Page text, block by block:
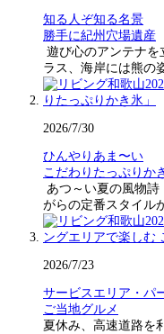
知る人ぞ知る名景
勝手に紀州穴場遺産
遊び心のアンテナを
ラス、海岸には熊の
2026/7/30
ひんやりあま〜い
こだわりたっぷりか
あつ～い夏の風物詩
がらの定番スタイル
2026/7/23
サービスエリア・パ
ご当地グルメ
夏休み、高速道路を